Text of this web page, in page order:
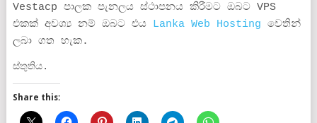
Vestacp පාලක පැනලය ස්ථාපනය කිරීමට ඔබට VPS
එකක් අවශ්‍ය නම් ඔබට එය
Lanka Web Hosting වෙතින්
ලබා ගත හැක.
ස්තුතිය.
Share this: